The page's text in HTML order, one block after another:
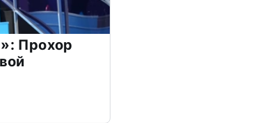
Прохор